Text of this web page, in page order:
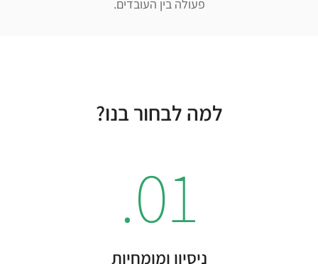
פעולה בין העובדים.
למה לבחור בנו?
01.
ניסיון ומומחיות